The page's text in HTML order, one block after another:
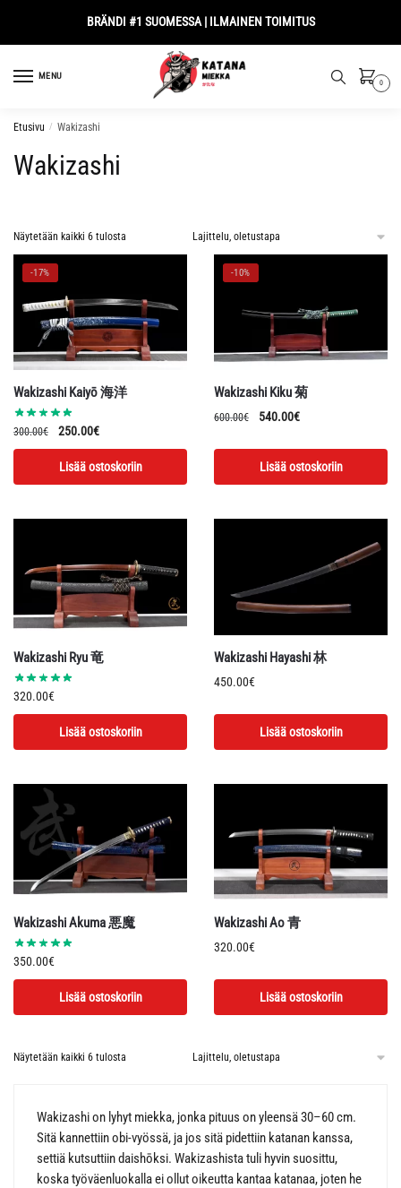
BRÄNDI #1 SUOMESSA | ILMAINEN TOIMITUS
MENU
0
Etusivu / Wakizashi
Wakizashi
Näytetään kaikki 6 tulosta
-17%
Wakizashi Kaiyō 海洋
300.00€
Alkuperäinen
hinta
oli:
300.00€.
250.00€Nykyinen
hinta
on:
250.00€.
Lisää ostoskoriin
-10%
Wakizashi Kiku 菊
600.00€
Alkuperäinen
600.00€.
540.00€Nykyinen
540.00€.
Lisää ostoskoriin
Wakizashi Ryu 竜
320.00€
Lisää ostoskoriin
Wakizashi Hayashi 林
450.00€
Lisää ostoskoriin
Wakizashi Akuma 悪魔
350.00€
Lisää ostoskoriin
Wakizashi Ao 青
320.00€
Lisää ostoskoriin
Näytetään kaikki 6 tulosta
Wakizashi on lyhyt miekka, jonka pituus on yleensä 30–60 cm.
Sitä kannettiin obi-vyössä, ja jos sitä pidettiin katanan kanssa,
settiä kutsuttiin daishōksi. Wakizashista tuli hyvin suosittu,
koska työväenluokalla ei ollut oikeutta kantaa katanaa, joten he